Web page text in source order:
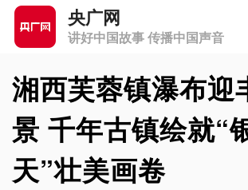
央广网
讲好中国故事 传播中国声音
湘西芙蓉镇瀑布迎
景 千年古镇绘就“
天”壮美画卷